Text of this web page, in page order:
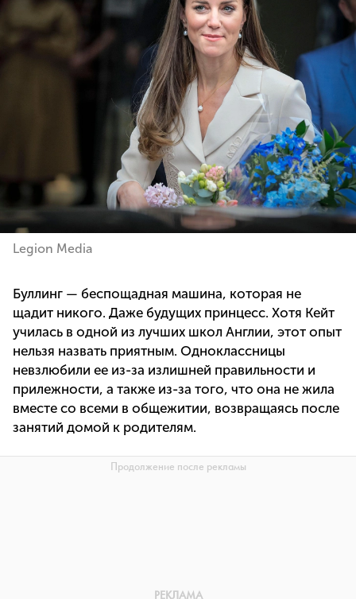
Legion Media
Буллинг — беспощадная машина, которая не
щадит никого. Даже будущих принцесс. Хотя Кейт
училась в одной из лучших школ Англии, этот опыт
нельзя назвать приятным. Одноклассницы
невзлюбили ее из-за излишней правильности и
прилежности, а также из-за того, что она не жила
вместе со всеми в общежитии, возвращаясь после
занятий домой к родителям.